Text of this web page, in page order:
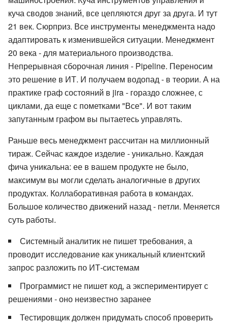
куча сводов знаний, все цепляются друг за друга. И тут
21 век. Сюрприз. Все инструменты менеджмента надо
адаптировать к изменившейся ситуации. Менеджмент
20 века - для материального производства.
Непрерывная сборочная линия - Pipeline. Переносим
это решение в ИТ. И получаем водопад - в теории. А на
практике граф состояний в jira - гораздо сложнее, с
циклами, да еще с пометками "Все". И вот таким
запутанным графом вы пытаетесь управлять.
Раньше весь менеджмент рассчитан на миллионный
тираж. Сейчас каждое изделие - уникально. Каждая
фича уникальна: ее в вашем продукте не было,
максимум вы могли сделать аналогичные в других
продуктах. Коллаборативная работа в командах.
Большое количество движений назад - петли. Меняется
суть работы.
Системный аналитик не пишет требования, а
проводит исследование как уникальный клиентский
запрос разложить по ИТ-системам
Программист не пишет код, а экспериментирует с
решениями - оно неизвестно заранее
Тестировщик должен придумать способ проверить